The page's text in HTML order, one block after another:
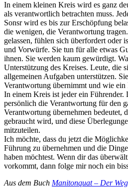
In einem kleinen Kreis wird es ganz
als verantwortlich betrachten muss.
Sonsr wird es bis zur Erschöpfung
die wenigen, die Verantwortung
gelassen, fühlen sich überfordert oder
und Vorwürfe. Sie tun für alle etwas
ihnen. Sie werden kaum gewürdigt.
Unterstützung des Kreises. Leute, die
allgemeinen Aufgaben unterstützen.
Verantwortung übernimmt und wie ein
In einem Kreis ist jeder ein Führender.
persönlich die Verantwortung für den
Verantwortung übernehmen bedeutet,
gebraucht wird, und diese
mitzuteilen.
Ich möchte, dass du jetzt die
Führung zu übernehmen und die
haben möchtest. Wenn dir das
vorkommt, dann folge mir noch ein
Aus dem Buch Manitonquat – Der